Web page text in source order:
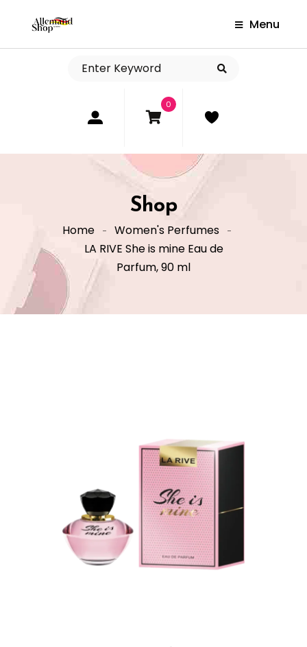
Menu
0
Shop
Home
Women's Perfumes
LA RIVE She is mine Eau de
Parfum, 90 ml